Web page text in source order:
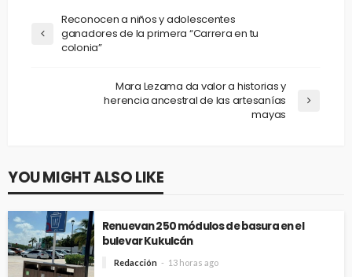
Reconocen a niños y adolescentes
ganadores de la primera “Carrera en tu
colonia”
Mara Lezama da valor a historias y
herencia ancestral de las artesanías
mayas
YOU MIGHT ALSO LIKE
Renuevan 250 módulos de basura en el
bulevar Kukulcán
Redacción 13 horas ago